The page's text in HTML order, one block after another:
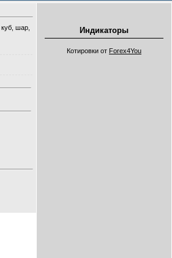
шар,
Индикаторы
Котировки от Forex4You